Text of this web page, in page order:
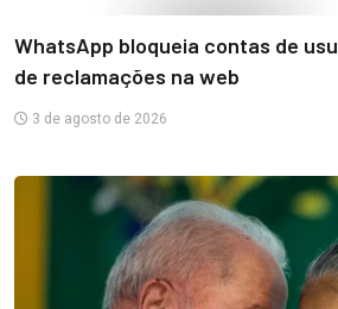
WhatsApp bloqueia contas de
de reclamações na web
3 de agosto de 2026